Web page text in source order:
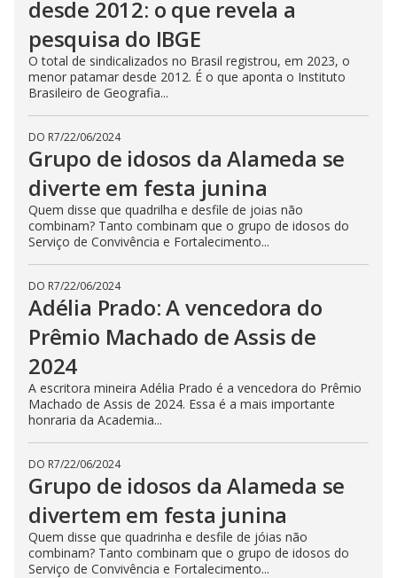
desde 2012: o que revela a
pesquisa do IBGE
O total de sindicalizados no Brasil registrou, em 2023, o
menor patamar desde 2012. É o que aponta o Instituto
Brasileiro de Geografia...
DO R7/22/06/2024
Grupo de idosos da Alameda se
diverte em festa junina
Quem disse que quadrilha e desfile de joias não
combinam? Tanto combinam que o grupo de idosos do
Serviço de Convivência e Fortalecimento...
DO R7/22/06/2024
Adélia Prado: A vencedora do
Prêmio Machado de Assis de
2024
A escritora mineira Adélia Prado é a vencedora do Prêmio
Machado de Assis de 2024. Essa é a mais importante
honraria da Academia...
DO R7/22/06/2024
Grupo de idosos da Alameda se
divertem em festa junina
Quem disse que quadrinha e desfile de jóias não
combinam? Tanto combinam que o grupo de idosos do
Serviço de Convivência e Fortalecimento...